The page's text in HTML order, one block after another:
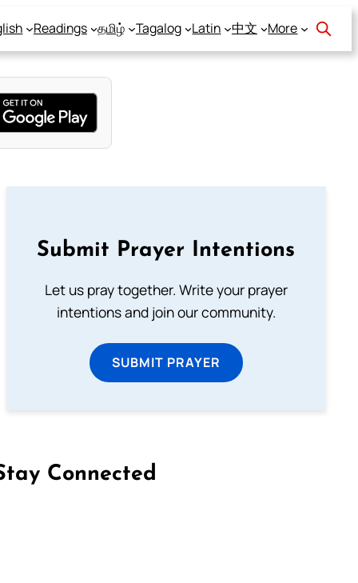
Readings தமிழ் Tagalog Latin 中文 More
Submit Prayer Intentions
Let us pray together. Write your prayer
intentions and join our community.
SUBMIT PRAYER
Connected